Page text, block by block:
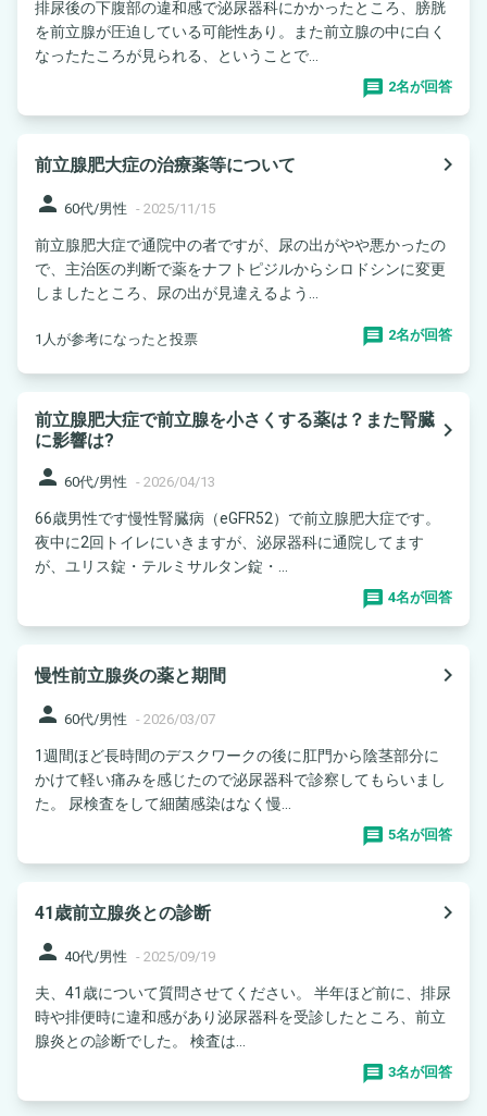
排尿後の下腹部の違和感で泌尿器科にかかったところ、膀胱
を前立腺が圧迫している可能性あり。また前立腺の中に白く
なったたころが見られる、ということで...
2名が回答
前立腺肥大症の治療薬等について
navigate_next
person 60代/男性 - 2025/11/15
前立腺肥大症で通院中の者ですが、尿の出がやや悪かったの
で、主治医の判断で薬をナフトピジルからシロドシンに変更
しましたところ、尿の出が見違えるよう...
1人が参考になったと投票 2名が回答
前立腺肥大症で前立腺を小さくする薬は？また腎臓
に影響は?
navigate_next
person 60代/男性 - 2026/04/13
66歳男性です慢性腎臓病（eGFR52）で前立腺肥大症です。
夜中に2回トイレにいきますが、泌尿器科に通院してます
が、ユリス錠・テルミサルタン錠・...
4名が回答
慢性前立腺炎の薬と期間
navigate_next
person 60代/男性 - 2026/03/07
1週間ほど長時間のデスクワークの後に肛門から陰茎部分に
かけて軽い痛みを感じたので泌尿器科で診察してもらいまし
た。 尿検査をして細菌感染はなく慢...
5名が回答
41歳前立腺炎との診断
navigate_next
person 40代/男性 - 2025/09/19
夫、41歳について質問させてください。 半年ほど前に、排尿
時や排便時に違和感があり泌尿器科を受診したところ、前立
腺炎との診断でした。 検査は...
3名が回答